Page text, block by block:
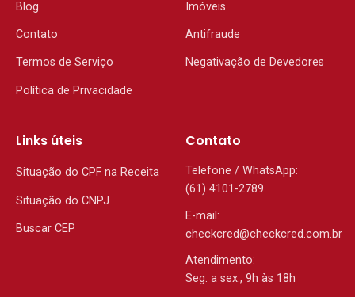
Imóveis
Antifraude
Negativação de Devedores
Blog
Contato
Termos de Serviço
Política de Privacidade
Links úteis
Situação do CPF na Receita
Situação do CNPJ
Buscar CEP
Contato
Telefone / WhatsApp:
(61) 4101-2789
E-mail:
checkcred@checkcred.com.br
Atendimento:
Seg. a sex., 9h às 18h